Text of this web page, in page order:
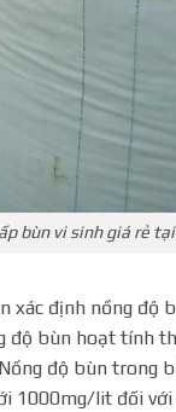
bùn vi sinh giá rẻ
xác định nồng
độ bùn hoạt tính
độ bùn trong
1000mg/lit đối với